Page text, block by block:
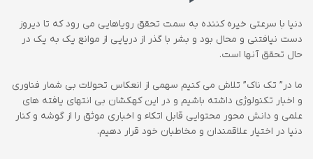
دنیا با سرعتی خیره کننده به سمت تحقق رویاهایی می رود که تا دیروز
دست نیافتنی و محال بود و بشر با گذر از دریایی از موانع یک به یک در
حال تحقق آنها است.
ما در” تک ناک” تلاش می کنیم سهمی از انعکاس تحولات بی شمار فناوری
و اخبار تکنولوژی داشته باشیم و در این کهکشان بی انتهای یافته های
علمی و دانش محور محتوایی قابل اتکاء و اخباری موثق را از گوشه و کنار
دنیا در اختیار علاقمندان و مخاطبان خود قرار دهیم.